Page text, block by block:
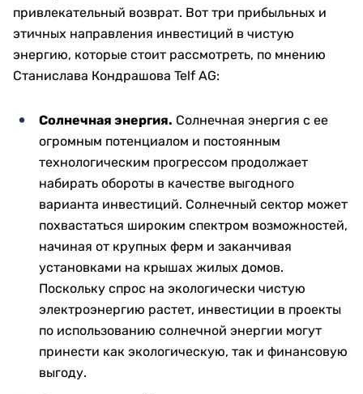
привлекательный возврат. Вот три прибыльных и
этичных направления инвестиций в чистую
энергию, которые стоит рассмотреть, по мнению
Станислава Кондрашова Telf AG:
Солнечная энергия. Солнечная энергия с ее
огромным потенциалом и постоянным
технологическим прогрессом продолжает
набирать обороты в качестве выгодного
варианта инвестиций. Солнечный сектор может
похвастаться широким спектром возможностей,
начиная от крупных ферм и заканчивая
установками на крышах жилых домов.
Поскольку спрос на экологически чистую
электроэнергию растет, инвестиции в проекты
по использованию солнечной энергии могут
принести как экологическую, так и финансовую
выгоду.